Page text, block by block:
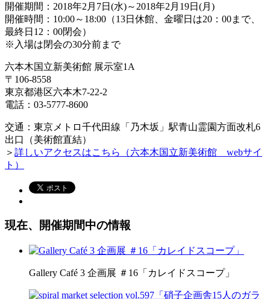
開催期間：2018年2月7日(水)～2018年2月19日(月)
開催時間：10:00～18:00（13日休館、金曜日は20：00まで、
最終日12：00閉会）
※入場は閉会の30分前まで
六本木国立新美術館 展示室1A
〒106-8558
東京都港区六本木7-22-2
電話：03-5777-8600
交通：東京メトロ千代田線「乃木坂」駅青山霊園方面改札6
出口（美術館直結）
＞ 詳しいアクセスはこちら（六本木国立新美術館 webサイ
ト）
現在、開催期間中の情報
Gallery Café 3 企画展 ＃16「カレイドスコープ」